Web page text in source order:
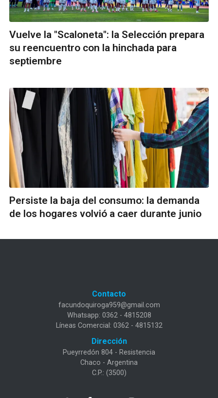
Vuelve la "Scaloneta": la Selección prepara
su reencuentro con la hinchada para
septiembre
Persiste la baja del consumo: la demanda
de los hogares volvió a caer durante junio
Contacto
facundoquiroga959@gmail.com
Whatsapp: 0362 - 4815208
Líneas Comercial: 0362 - 4815132
Dirección
Pueyrredón 804 - Resistencia
Chaco - Argentina
C.P.: (3500)